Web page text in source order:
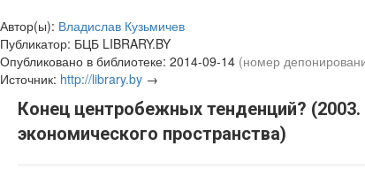
Автор(ы): Владислав Кузьмичев
Публикатор: БЦБ LIBRARY.BY
Опубликовано в библиотеке: 2014-09-14 (номер
Источник: http://library.by →
Конец центробежных тенденций?
экономического пространства)